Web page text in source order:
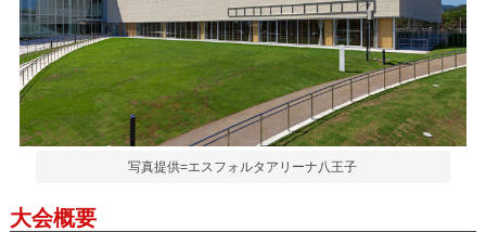
写真提供=エスフォルタアリーナ八王子
大会概要